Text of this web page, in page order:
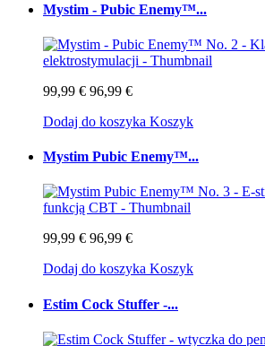
Mystim - Pubic Enemy™...
99,99 € 96,99 €
Dodaj do koszyka Koszyk
Mystim Pubic Enemy™...
99,99 € 96,99 €
Dodaj do koszyka Koszyk
Estim Cock Stuffer -...